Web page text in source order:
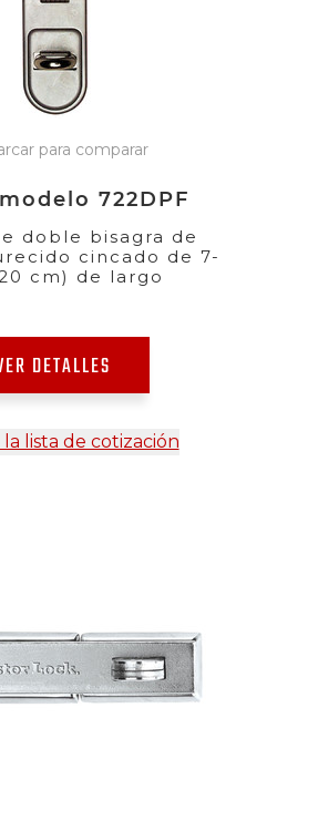
para comparar
722DPF
doble bisagra de
cincado de 7-
cm) de largo
DETALLES
la lista de cotización